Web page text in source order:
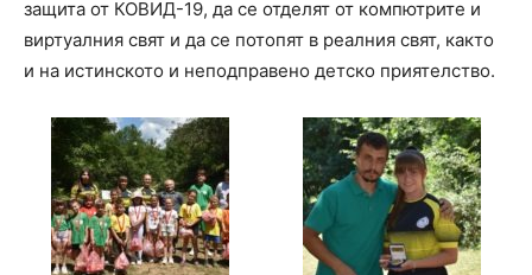
защита от КОВИД-19, да се отделят от компютрите и
виртуалния свят и да се потопят в реалния свят, както
и на истинското и неподправено детско приятелство.